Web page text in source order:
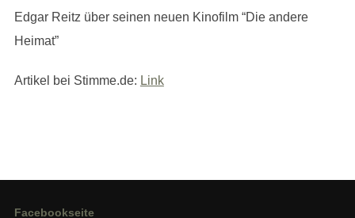
Edgar Reitz über seinen neuen Kinofilm “Die andere
Heimat”
Artikel bei Stimme.de: Link
Facebookseite